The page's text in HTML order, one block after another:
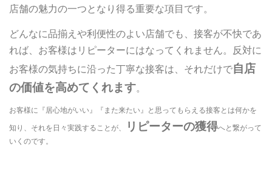
店舗の魅力の一つとなり得る重要な項目です。
どんなに品揃えや利便性のよい店舗でも、接客が不快であ
れば、お客様はリピーターにはなってくれません。反対に
お客様の気持ちに沿った丁寧な接客は、それだけで自店
の価値を高めてくれます。
お客様に『居心地がいい』『また来たい』と思ってもらえる接客とは何かを
知り、それを日々実践することが、
リピーターの獲得へと繋がって
いくのです。